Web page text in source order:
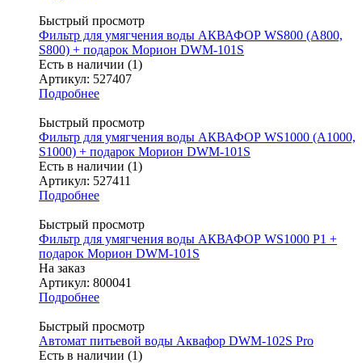
Быстрый просмотр
Фильтр для умягчения воды АКВАФОР WS800 (А800,
S800) + подарок Морион DWM-101S
Есть в наличии (1)
Артикул: 527407
Подробнее
Быстрый просмотр
Фильтр для умягчения воды АКВАФОР WS1000 (А1000,
S1000) + подарок Морион DWM-101S
Есть в наличии (1)
Артикул: 527411
Подробнее
Быстрый просмотр
Фильтр для умягчения воды АКВАФОР WS1000 P1 +
подарок Морион DWM-101S
На заказ
Артикул: 800041
Подробнее
Быстрый просмотр
Автомат питьевой воды Аквафор DWM-102S Pro
Есть в наличии (1)